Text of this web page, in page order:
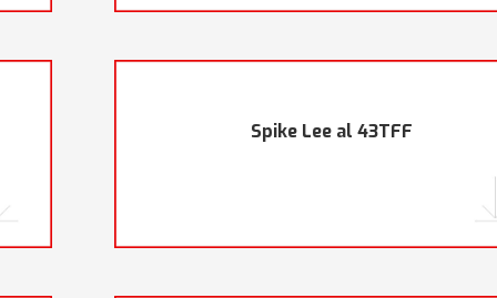
Spike Lee al 43TFF